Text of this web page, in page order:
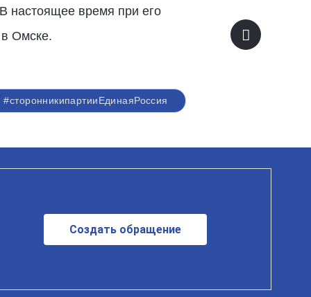
настоящее время при его
Омске.
#сторонникипартииЕдинаяРоссия
Создать обращение